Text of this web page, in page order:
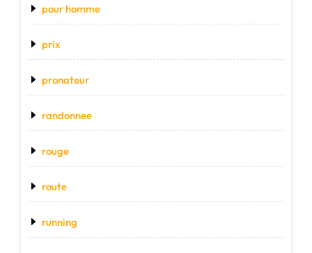
pour homme
prix
pronateur
randonnee
rouge
route
running